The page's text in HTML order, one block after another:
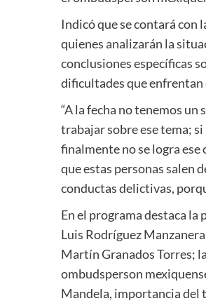
Indicó que se contará con
quienes analizarán la
conclusiones específicas
dificultades que
“A la fecha no tenemos
trabajar sobre ese tema;
finalmente no se logra
que estas personas salen
conductas delictivas,
En el programa destaca la
Luis Rodríguez
Martín Granados Torres;
ombudsperson
Mandela, importancia del